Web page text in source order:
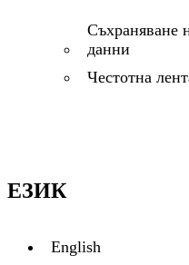
Съхраняване
данни
Честотна
ЕЗИК
English